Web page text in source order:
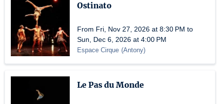
Ostinato
From Fri, Nov 27, 2026 at 8:30 PM to
Sun, Dec 6, 2026 at 4:00 PM
Espace Cirque (Antony)
Le Pas du Monde